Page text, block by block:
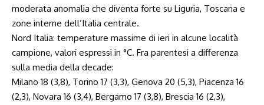
moderata anomalia che diventa forte su Liguria, Toscana e
zone interne dell’Italia centrale.
Nord Italia: temperature massime di ieri in alcune località
campione, valori espressi in °C. Fra parentesi a differenza
sulla media della decade:
Milano 18 (3,8), Torino 17 (3,3), Genova 20 (5,3), Piacenza 16
(2,3), Novara 16 (3,4), Bergamo 17 (3,8), Brescia 16 (2,3),